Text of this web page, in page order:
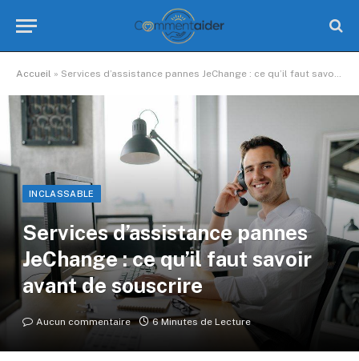
Accueil » Services d’assistance pannes JeChange : ce qu’il faut savoir avant de souscrire
INCLASSABLE
Services d’assistance pannes
JeChange : ce qu’il faut savoir
avant de souscrire
Aucun commentaire 6 Minutes de Lecture